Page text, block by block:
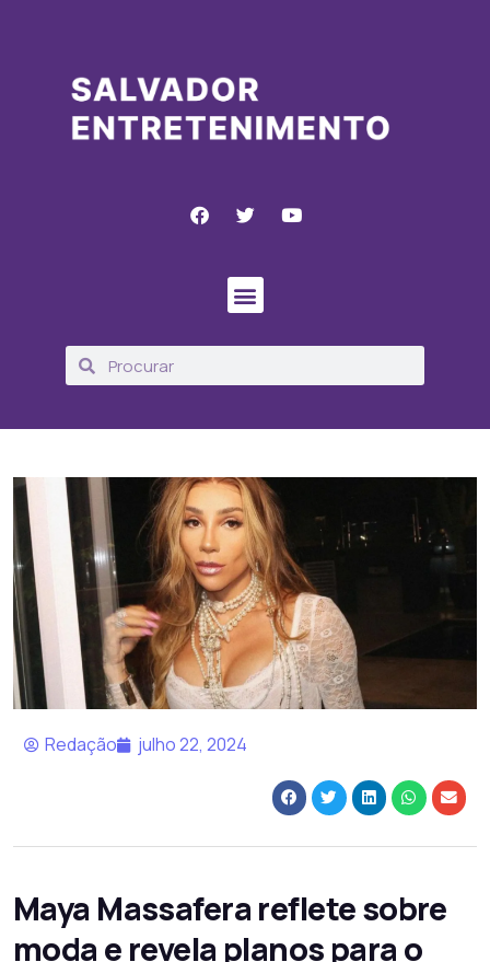
Redação julho 22, 2024
Maya Massafera reflete sobre
moda e revela planos para o